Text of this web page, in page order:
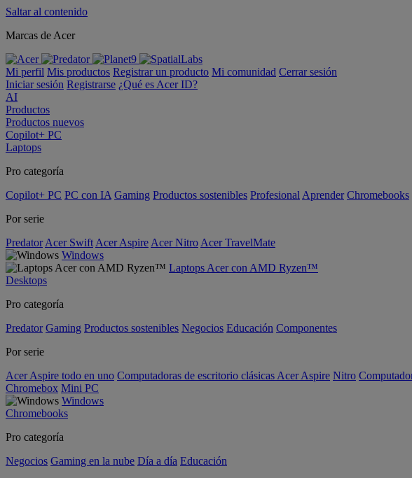
Saltar al contenido
Marcas de Acer
Mi perfil Mis productos Registrar un producto Mi comunidad Cerrar sesión
Iniciar sesión Registrarse ¿Qué es Acer ID?
AI
Productos
Productos nuevos
Copilot+ PC
Laptops
Pro categoría
Copilot+ PC PC con IA Gaming Productos sostenibles Profesional Aprender Chromebooks
Por serie
Predator Acer Swift Acer Aspire Acer Nitro Acer TravelMate
Windows
Laptops Acer con AMD Ryzen™
Desktops
Pro categoría
Predator Gaming Productos sostenibles Negocios Educación Componentes
Por serie
Acer Aspire todo en uno Computadoras de escritorio clásicas Acer Aspire Nitro
Chromebox Mini PC
Windows
Chromebooks
Pro categoría
Negocios Gaming en la nube Día a día Educación